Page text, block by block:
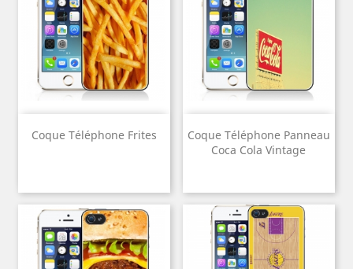
Coque Téléphone Frites
Coque Téléphone Panneau
Coca Cola Vintage